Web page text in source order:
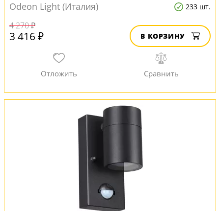
Odeon Light (Италия)
233 шт.
4 270 ₽
3 416 ₽ В КОРЗИНУ